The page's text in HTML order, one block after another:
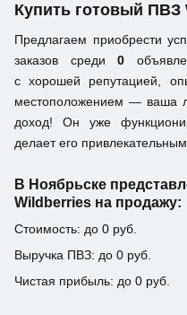
Купить готовый ПВЗ
Предлагаем приобрести
заказов среди0
с хорошей репутацией,
местоположением — ваша
доход! Он уже
делает его
В Ноябрьске
Wildberries на продажу:
Стоимость: до 0 руб.
Выручка ПВЗ: до 0 руб.
Чистая прибыль: до 0 руб.